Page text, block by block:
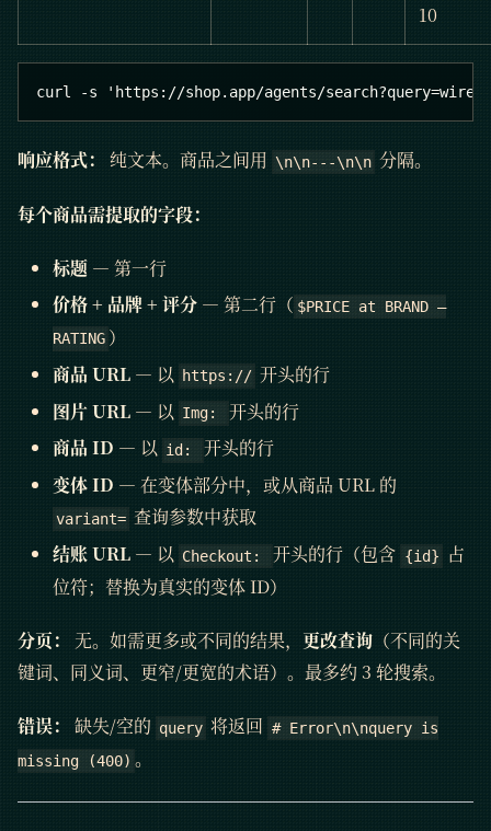
10
curl -s 'https://shop.app/agents/
响应格式： 纯文本。商品之间用 \n\n---\n\n 分隔。
每个商品需提取的字段：
标题 — 第一行
价格 + 品牌 + 评分 — 第二行（ $PRICE at BRAND —
RATING ）
商品 URL — 以 https:// 开头的行
图片 URL — 以 Img:
开头的行
商品 ID — 以 id:
开头的行
变体 ID — 在变体部分中，或从商品 URL 的
variant= 查询参数中获取
结账 URL — 以 Checkout: 开头的行（包含 {id}
占
位符；替换为真实的变体 ID）
分页： 无。如需更多或不同的结果， 更改查询 （不同的关
键词、同义词、更窄/更宽的术语）。最多约 3 轮搜索。
错误： 缺失/空的 query 将返回 # Error\n\nquery is
missing (400) 。